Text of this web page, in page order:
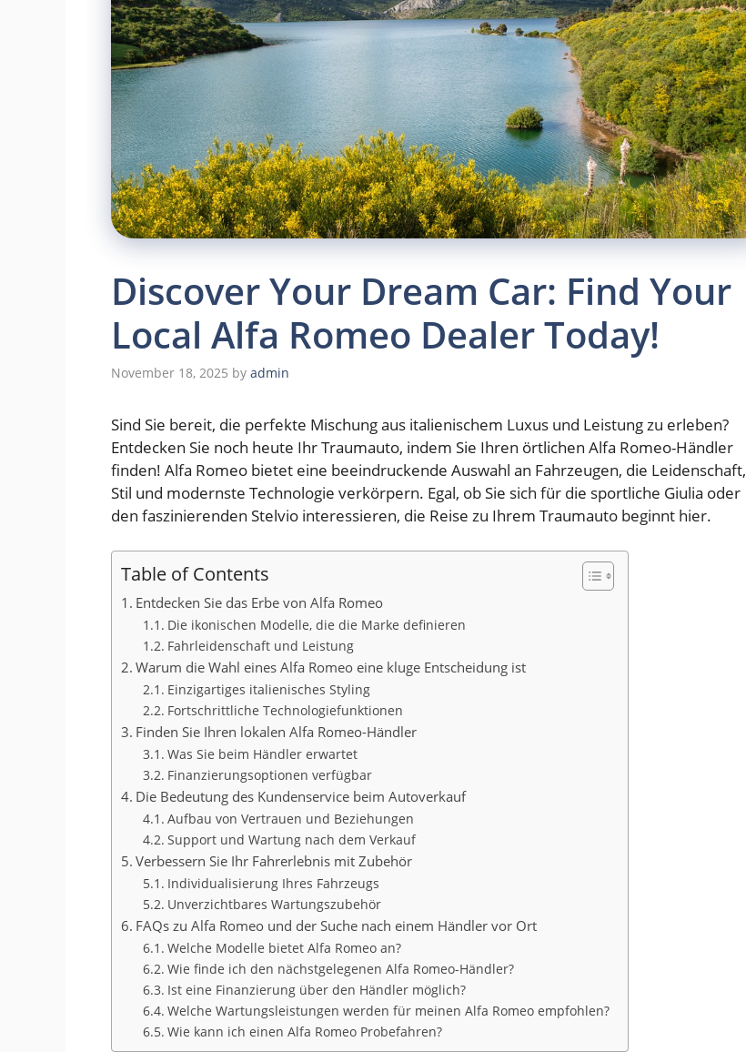
Discover Your Dream Car: Find Your
Local Alfa Romeo Dealer Today!
November 18, 2025 by admin
Sind Sie bereit, die perfekte Mischung aus italienischem Luxus und Leistung zu erleben?
Entdecken Sie noch heute Ihr Traumauto, indem Sie Ihren örtlichen Alfa Romeo-Händler
finden! Alfa Romeo bietet eine beeindruckende Auswahl an Fahrzeugen, die Leidenschaft,
Stil und modernste Technologie verkörpern. Egal, ob Sie sich für die sportliche Giulia oder
den faszinierenden Stelvio interessieren, die Reise zu Ihrem Traumauto beginnt hier.
Table of Contents
Entdecken Sie das Erbe von Alfa Romeo
Die ikonischen Modelle, die die Marke definieren
Fahrleidenschaft und Leistung
Warum die Wahl eines Alfa Romeo eine kluge Entscheidung ist
Einzigartiges italienisches Styling
Fortschrittliche Technologiefunktionen
Finden Sie Ihren lokalen Alfa Romeo-Händler
Was Sie beim Händler erwartet
Finanzierungsoptionen verfügbar
Die Bedeutung des Kundenservice beim Autoverkauf
Aufbau von Vertrauen und Beziehungen
Support und Wartung nach dem Verkauf
Verbessern Sie Ihr Fahrerlebnis mit Zubehör
Individualisierung Ihres Fahrzeugs
Unverzichtbares Wartungszubehör
FAQs zu Alfa Romeo und der Suche nach einem Händler vor Ort
Welche Modelle bietet Alfa Romeo an?
Wie finde ich den nächstgelegenen Alfa Romeo-Händler?
Ist eine Finanzierung über den Händler möglich?
Welche Wartungsleistungen werden für meinen Alfa Romeo empfohlen?
Wie kann ich einen Alfa Romeo Probefahren?